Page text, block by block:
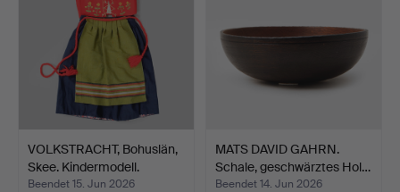
VOLKSTRACHT, Bohuslän,
Skee. Kindermodell.
Beendet 15. Jun 2026
MATS DAVID GAHRN.
Schale, geschwärztes Hol…
Beendet 14. Jun 2026